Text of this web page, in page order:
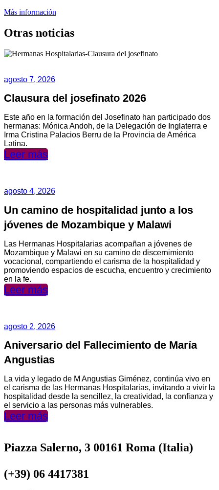
Más información
Otras noticias
agosto 7, 2026
Clausura del josefinato 2026
Este año en la formación del Josefinato han participado dos
hermanas: Mónica Andoh, de la Delegación de Inglaterra e
Irma Cristina Palacios Berru de la Provincia de América
Latina.
Leer más
agosto 4, 2026
Un camino de hospitalidad junto a los
jóvenes de Mozambique y Malawi
Las Hermanas Hospitalarias acompañan a jóvenes de
Mozambique y Malawi en su camino de discernimiento
vocacional, compartiendo el carisma de la hospitalidad y
promoviendo espacios de escucha, encuentro y crecimiento
en la fe.
Leer más
agosto 2, 2026
Aniversario del Fallecimiento de María
Angustias
La vida y legado de M Angustias Giménez, continúa vivo en
el carisma de las Hermanas Hospitalarias, invitando a vivir la
hospitalidad desde la sencillez, la creatividad, la confianza y
el servicio a las personas más vulnerables.
Leer más
Piazza Salerno, 3 00161 Roma (Italia)
(+39) 06 4417381